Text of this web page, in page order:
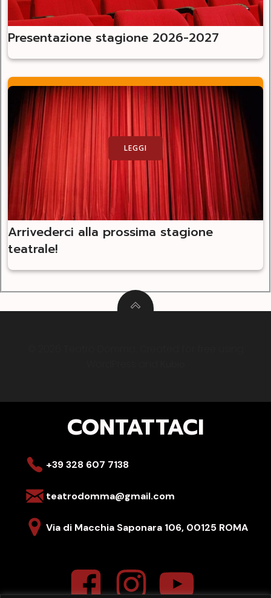
Presentazione stagione 2026-2027
LEGGI
Arrivederci alla prossima stagione
teatrale!
CONTATTACI
+39 328 607 7138
teatrodomma@gmail.com
Via di Macchia Saponara 106, 00125 ROMA